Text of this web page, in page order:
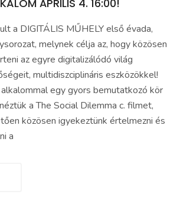
ÁPRILIS 4. 16:00!
a DIGITÁLIS MŰHELY első évada,
melynek célja az, hogy közösen
az egyre digitalizálódó világ
multidiszciplináris eszközökkel!
egy gyors bemutatkozó kör
a The Social Dilemma c. filmet,
közösen igyekeztünk értelmezni és
a